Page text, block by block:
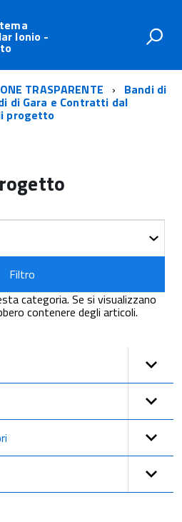
Ionio -
TRASPARENTE Bandi di
di Gara e Contratti dal
progetto
Filtro
categoria. Se si visualizzano
contenere degli articoli.